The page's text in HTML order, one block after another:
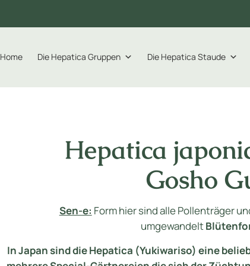
Home Die Hepatica Gruppen Die Hepatica Staude
Hepatica
Gosho
Sen-e: Form hier sind alle Pollenträger
umgewandelt
In Japan sind die Hepatica (Yukiwariso) eine